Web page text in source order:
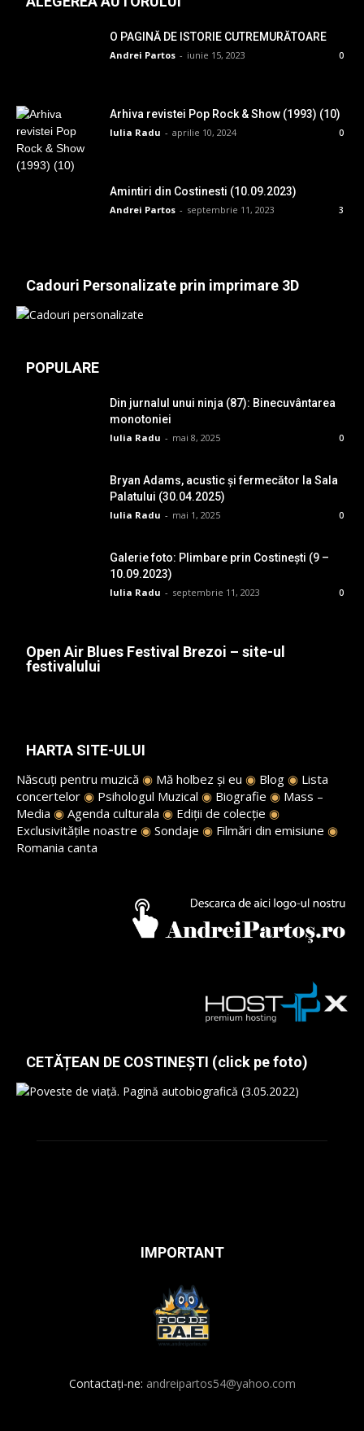
O PAGINĂ DE ISTORIE CUTREMURĂTOARE
Andrei Partos - iunie 15, 2023 0
Arhiva revistei Pop Rock & Show (1993) (10)
Iulia Radu - aprilie 10, 2024 0
Amintiri din Costinesti (10.09.2023)
Andrei Partos - septembrie 11, 2023 3
Cadouri Personalizate prin imprimare 3D
POPULARE
Din jurnalul unui ninja (87): Binecuvântarea
monotoniei
Iulia Radu - mai 8, 2025 0
Bryan Adams, acustic și fermecător la Sala
Palatului (30.04.2025)
Iulia Radu - mai 1, 2025 0
Galerie foto: Plimbare prin Costinești (9 –
10.09.2023)
Iulia Radu - septembrie 11, 2023 0
Open Air Blues Festival Brezoi – site-ul
festivalului
HARTA SITE-ULUI
Născuți pentru muzică ◉ Mă holbez și eu ◉ Blog ◉ Lista
concertelor ◉ Psihologul Muzical ◉ Biografie ◉ Mass –
Media ◉ Agenda culturala ◉ Ediții de colecție ◉
Exclusivitățile noastre ◉ Sondaje ◉ Filmări din emisiune ◉
Romania canta
CETĂȚEAN DE COSTINEȘTI (click pe foto)
IMPORTANT
Contactați-ne: andreipartos54@yahoo.com